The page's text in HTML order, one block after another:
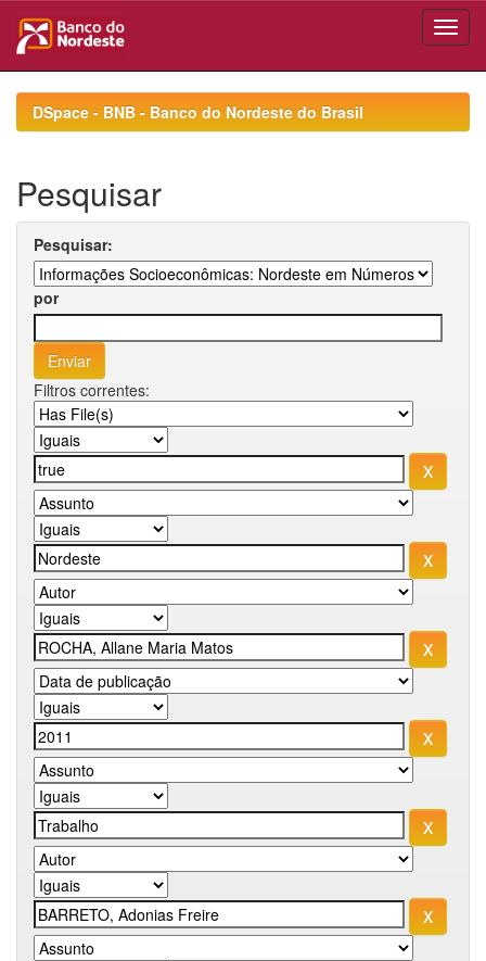
navigationDSpace - BNB - Banco do Nordeste do Brasil
Pesquisar
Pesquisar:
por
Filtros correntes: